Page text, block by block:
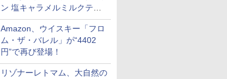
ン 塩キャラメルミルクティ
ー」限定発売
Amazon、ウイスキー「フロ
ム・ザ・バレル」が“4402
円”で再び登場！
リゾナーレトマム、大自然の